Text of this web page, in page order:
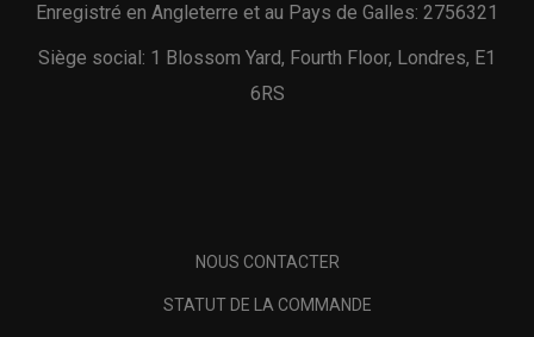
Enregistré en Angleterre et au Pays de Galles: 2756321
Siège social: 1 Blossom Yard, Fourth Floor, Londres, E1
6RS
NOUS CONTACTER
STATUT DE LA COMMANDE